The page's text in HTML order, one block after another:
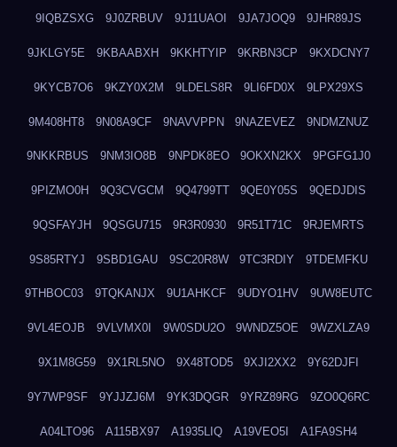
9IQBZSXG 9J0ZRBUV 9J11UAOI 9JA7JOQ9 9JHR89JS
9JKLGY5E 9KBAABXH 9KKHTYIP 9KRBN3CP 9KXDCNY7
9KYCB7O6 9KZY0X2M 9LDELS8R 9LI6FD0X 9LPX29XS
9M408HT8 9N08A9CF 9NAVVPPN 9NAZEVEZ 9NDMZNUZ
9NKKRBUS 9NM3IO8B 9NPDK8EO 9OKXN2KX 9PGFG1J0
9PIZMO0H 9Q3CVGCM 9Q4799TT 9QE0Y05S 9QEDJDIS
9QSFAYJH 9QSGU715 9R3R0930 9R51T71C 9RJEMRTS
9S85RTYJ 9SBD1GAU 9SC20R8W 9TC3RDIY 9TDEMFKU
9THBOC03 9TQKANJX 9U1AHKCF 9UDYO1HV 9UW8EUTC
9VL4EOJB 9VLVMX0I 9W0SDU2O 9WNDZ5OE 9WZXLZA9
9X1M8G59 9X1RL5NO 9X48TOD5 9XJI2XX2 9Y62DJFI
9Y7WP9SF 9YJJZJ6M 9YK3DQGR 9YRZ89RG 9ZO0Q6RC
A04LTO96 A115BX97 A1935LIQ A19VEO5I A1FA9SH4